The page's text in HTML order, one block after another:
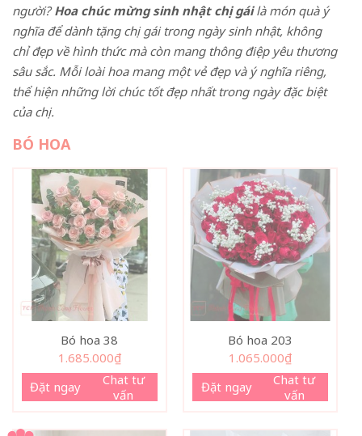
người?Hoa chúc mừng sinh nhật chị gáilà món quà ý
nghĩa để dành tặng chị gái trong ngày sinh nhật, không
chỉ đẹp về hình thức mà còn mang thông điệp yêu thương
sâu sắc. Mỗi loài hoa mang một vẻ đẹp và ý nghĩa riêng,
thể hiện những lời chúc tốt đẹp nhất trong ngày đặc biệt
của chị.
BÓ HOA
Bó hoa 38
1.685.000₫
Đặt ngay
Chat tư
vấn
Bó hoa 203
1.065.000₫
Đặt ngay
Chat tư
vấn